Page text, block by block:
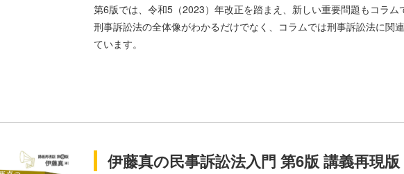
第6版では、令和5（2023）年改正を踏まえ、新しい重要問題もコラム
刑事訴訟法の全体像がわかるだけでなく、コラムでは刑事訴訟法に関
ています。
伊藤真の民事訴訟法入門 第6版 講義再現版